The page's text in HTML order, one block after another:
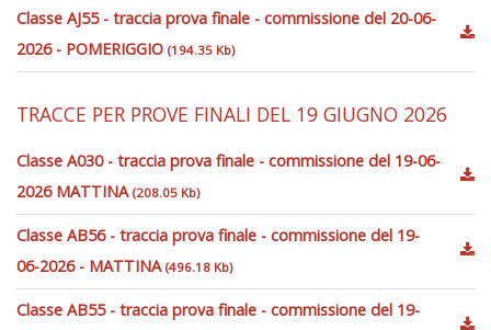
Classe AJ55 - traccia prova finale - commissione del 20-06-
2026 - POMERIGGIO (194.35 Kb)
TRACCE PER PROVE FINALI DEL 19 GIUGNO 2026
Classe A030 - traccia prova finale - commissione del 19-06-
2026 MATTINA (208.05 Kb)
Classe AB56 - traccia prova finale - commissione del 19-
06-2026 - MATTINA (496.18 Kb)
Classe AB55 - traccia prova finale - commissione del 19-